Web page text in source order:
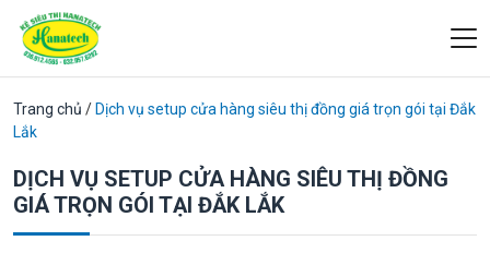
Trang chủ / Dịch vụ setup cửa hàng siêu thị đồng giá trọn gói tại Đắk
Lắk
DỊCH VỤ SETUP CỬA HÀNG SIÊU THỊ ĐỒNG
GIÁ TRỌN GÓI TẠI ĐẮK LẮK